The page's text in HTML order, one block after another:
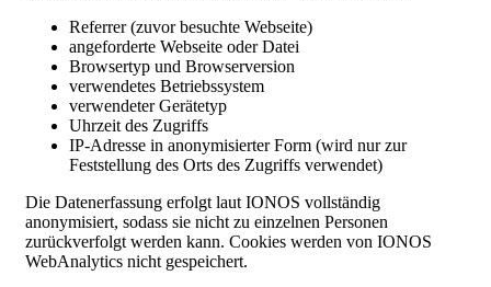
Referrer (zuvor besuchte Webseite)
angeforderte Webseite oder Datei
Browsertyp und Browserversion
verwendetes Betriebssystem
verwendeter Gerätetyp
Uhrzeit des Zugriffs
IP-Adresse in anonymisierter Form (wird nur zur
Feststellung des Orts des Zugriffs verwendet)
Die Datenerfassung erfolgt laut IONOS vollständig
anonymisiert, sodass sie nicht zu einzelnen Personen
zurückverfolgt werden kann. Cookies werden von IONOS
WebAnalytics nicht gespeichert.